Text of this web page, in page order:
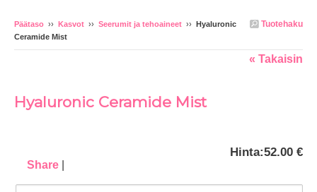
Tuotehaku
Päätaso ›› Kasvot ›› Seerumit ja tehoaineet ››
Hyaluronic
Ceramide Mist
« Takaisin
Hyaluronic Ceramide Mist
Share
Hinta:52.00 €